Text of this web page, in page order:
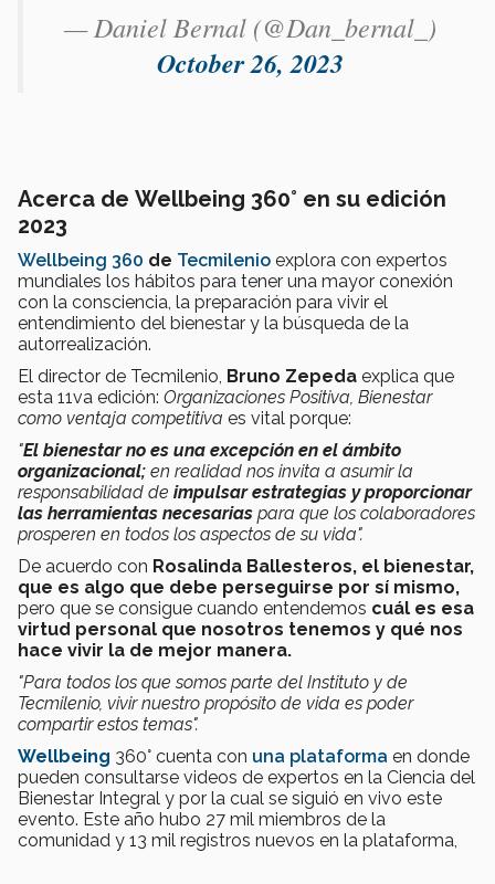
— Daniel Bernal (@Dan_bernal_)
October 26, 2023
Acerca de Wellbeing 360° en su edición
2023
Wellbeing 360 de Tecmilenio explora con expertos
mundiales los hábitos para tener una mayor conexión
con la consciencia, la preparación para vivir el
entendimiento del bienestar y la búsqueda de la
autorrealización.
El director de Tecmilenio, Bruno Zepeda explica que
esta 11va edición: Organizaciones Positiva, Bienestar
como ventaja competitiva es vital porque:
"El bienestar no es una excepción en el ámbito
organizacional; en realidad nos invita a asumir la
responsabilidad de impulsar estrategias y proporcionar
las herramientas necesarias para que los colaboradores
prosperen en todos los aspectos de su vida".
De acuerdo con Rosalinda Ballesteros, el bienestar,
que es algo que debe perseguirse por sí mismo,
pero que se consigue cuando entendemos cuál es esa
virtud personal que nosotros tenemos y qué nos
hace vivir la de mejor manera.
"Para todos los que somos parte del Instituto y de
Tecmilenio, vivir nuestro propósito de vida es poder
compartir estos temas".
Wellbeing 360° cuenta con una plataforma en donde
pueden consultarse videos de expertos en la Ciencia del
Bienestar Integral y por la cual se siguió en vivo este
evento. Este año hubo 27 mil miembros de la
comunidad y 13 mil registros nuevos en la plataforma,